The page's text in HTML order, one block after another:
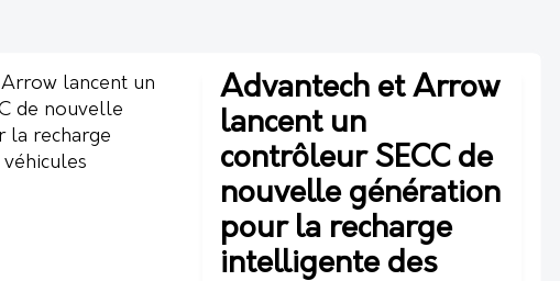
Advantech et Arrow
lancent un
contrôleur SECC de
nouvelle génération
pour la recharge
intelligente des